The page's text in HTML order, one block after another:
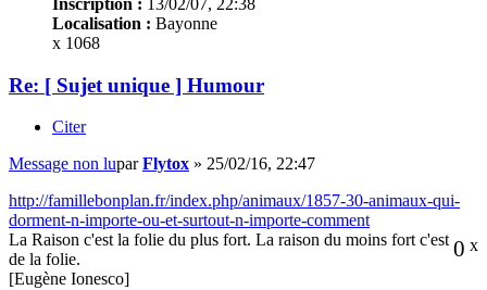
Inscription : 13/02/07, 22:38
Localisation : Bayonne
x 1068
Re: [ Sujet unique ] Humour
Citer
Message non luparFlytox » 25/02/16, 22:47
http://famillebonplan.fr/index.php/animaux/1857-30-animaux-qui-
dorment-n-importe-ou-et-surtout-n-importe-comment
0 x
La Raison c'est la folie du plus fort. La raison du moins fort c'est
de la folie.
[Eugène Ionesco]